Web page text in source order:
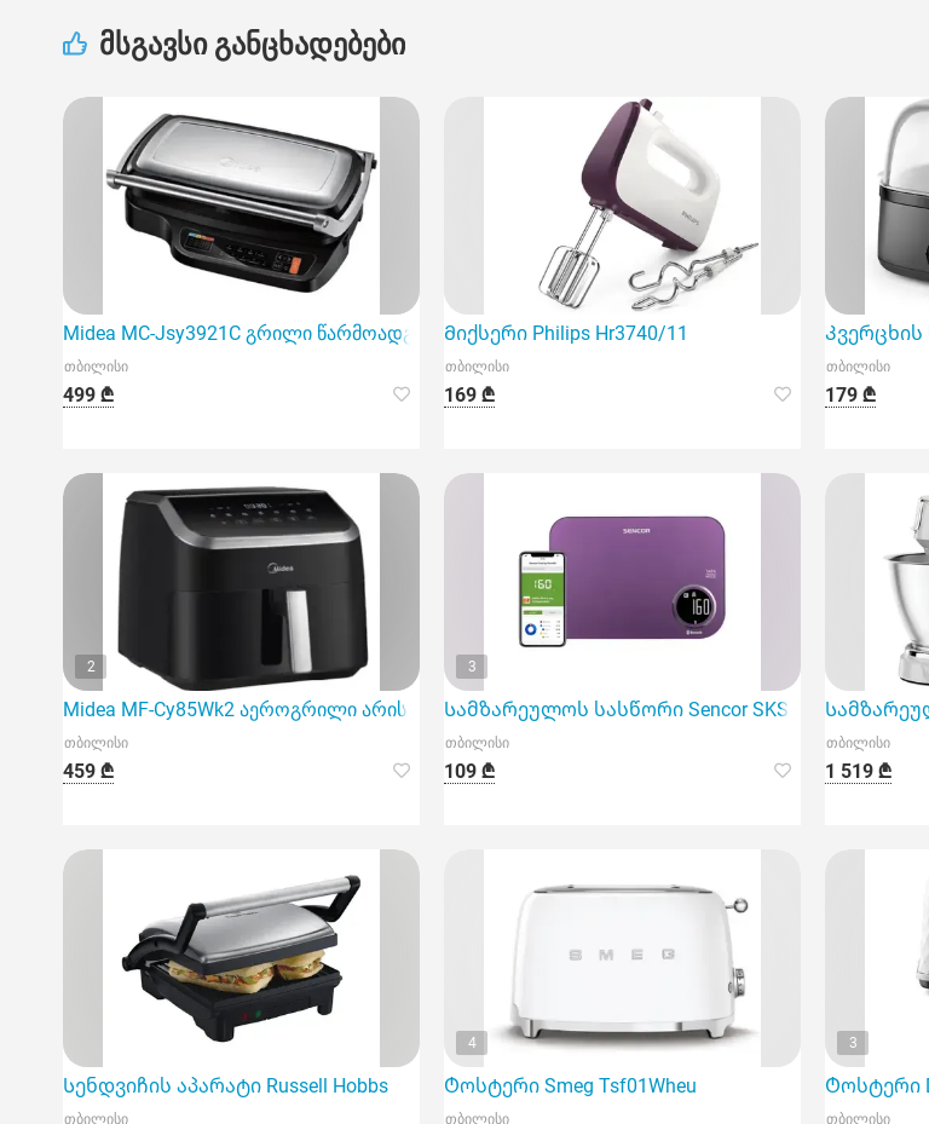
მსგავსი განცხადებები
Midea MC-Jsy3921C გრილი წარმოადგენს მრავალფუნქციურ და მაღალეფექტურ
თბილისი
499 ₾
Მიქსერი Philips Hr3740/11
თბილისი
169 ₾
Კვერცხის
თბილისი
179 ₾
2
Midea MF-Cy85Wk2 აეროგრილი არის ინოვაციური მოწყობილობა
თბილისი
459 ₾
3
Სამზარეულოს სასწორი Sencor SKS 7073Vt Smart
თბილისი
109 ₾
თბილისი
1 519 ₾
Სენდვიჩის აპარატი Russell Hobbs
თბილისი
4
Ტოსტერი Smeg Tsf01Wheu
თბილისი
3
Ტოსტერი
თბილისი